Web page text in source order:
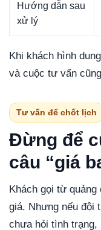
Hướng dẫn sau
xử lý
Khi khách hình
và cuộc tư vấn
Tư vấn để chốt lịch
Đừng để
câu “giá
Khách gọi từ
giá. Nhưng nếu đội
chưa hỏi tình trạng,